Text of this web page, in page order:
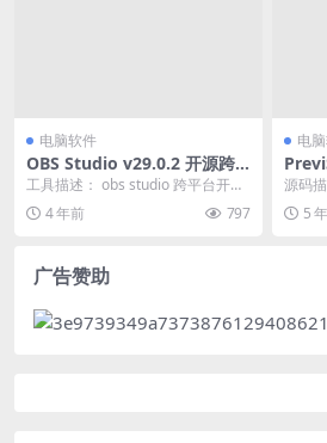
电脑软件
OBS Studio v29.0.2 开源跨
平台直播工具和视频录制软件
工具描述： obs studio 跨平台开源
免费专业的视频主播直播工具录制
软件，...
4 年前 797
电
8.1
源码
测目
人造卫
5
广告赞助